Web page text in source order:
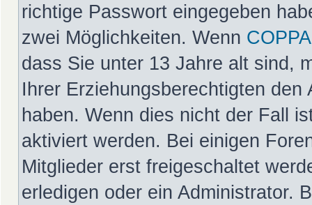
richtige Passwort eingegeben
zwei Möglichkeiten. Wenn COPPA
dass Sie unter 13 Jahre alt sind,
Ihrer Erziehungsberechtigten
haben. Wenn dies nicht der Fall
aktiviert werden. Bei einigen
Mitglieder erst freigeschaltet
erledigen oder ein Administrator.